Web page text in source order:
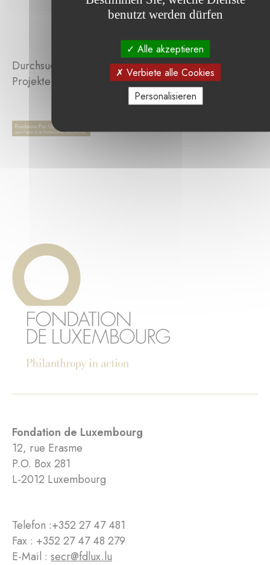
Durchsuchen Sie die von der Stiftung unterstützten
Projekte :
Fondation de Luxembourg
12, rue Erasme
P.O. Box 281
L-2012 Luxembourg
Telefon :+352 27 47 481
Fax : +352 27 47 48 279
E-Mail : secr@fdlux.lu
benutzt werden dürfen
Alle akzeptieren
Verbiete alle Cookies
Personalisieren